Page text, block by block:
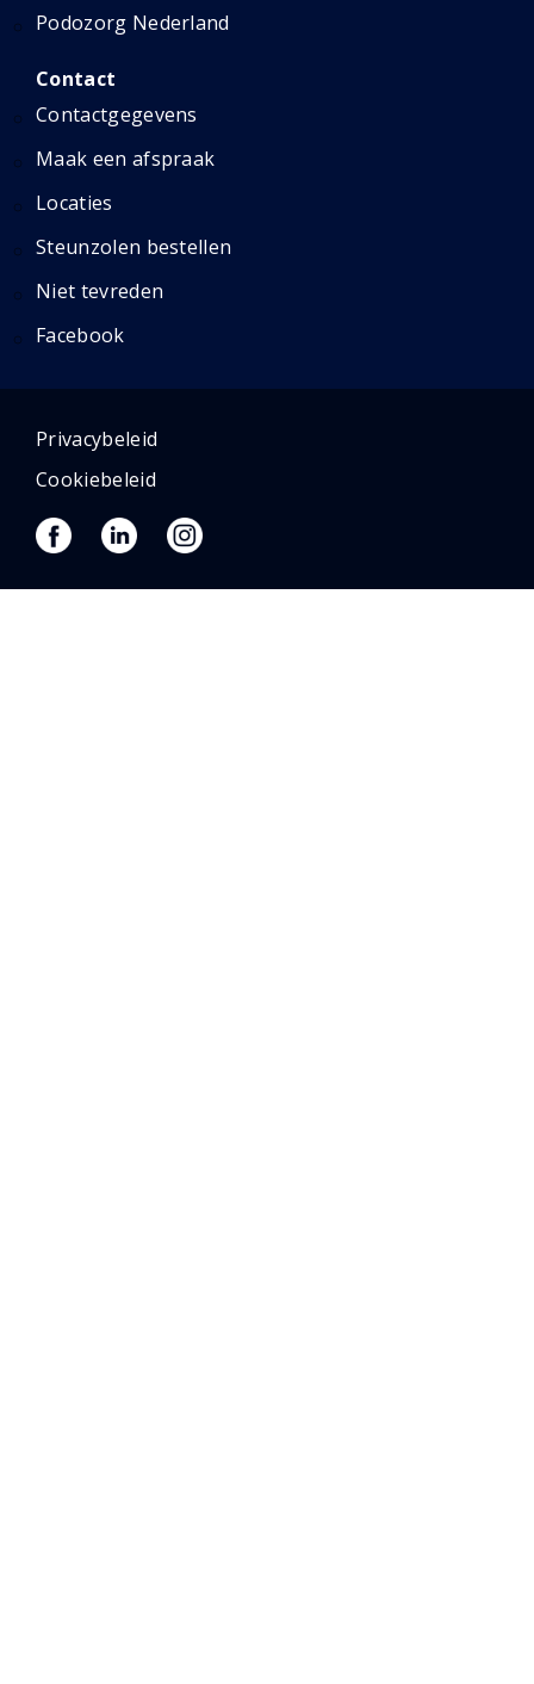
Podozorg Nederland
Contact
Contactgegevens
Maak een afspraak
Locaties
Steunzolen bestellen
Niet tevreden
Facebook
Privacybeleid
Cookiebeleid